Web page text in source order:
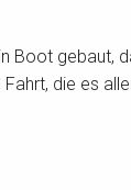
Boot gebaut,
die es